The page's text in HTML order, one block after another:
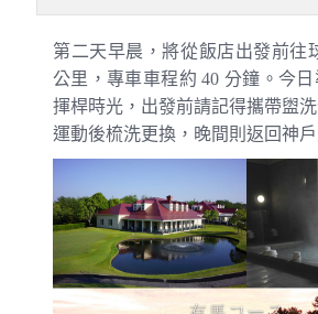
第二天早晨，將從飯店出發前往
公里，專車車程約 40 分鐘。今
揮桿時光，出發前請記得攜帶盥
運動後梳洗更換，晚間則返回神